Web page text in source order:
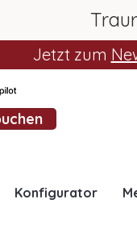
Jetzt zum
Konfigurator